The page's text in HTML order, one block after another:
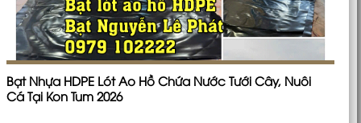
Bạt Nhựa HDPE Lót Ao Hồ Chứa Nước Tưới Cây, Nuôi
Cá Tại Kon Tum 2026